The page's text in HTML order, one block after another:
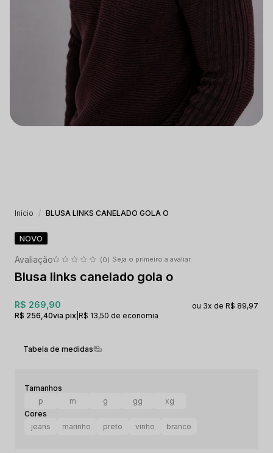
Início BLUSA LINKS CANELADO GOLA O
NOVO
(0) Seja o primeiro a avaliar
Blusa links canelado gola o
R$ 256,40via pix R$ 13,50 de economia
R$ 269,90 3x R$ 89,97
Tabela de medidas
p m g gg xg
jeans marinho preto vinho branco